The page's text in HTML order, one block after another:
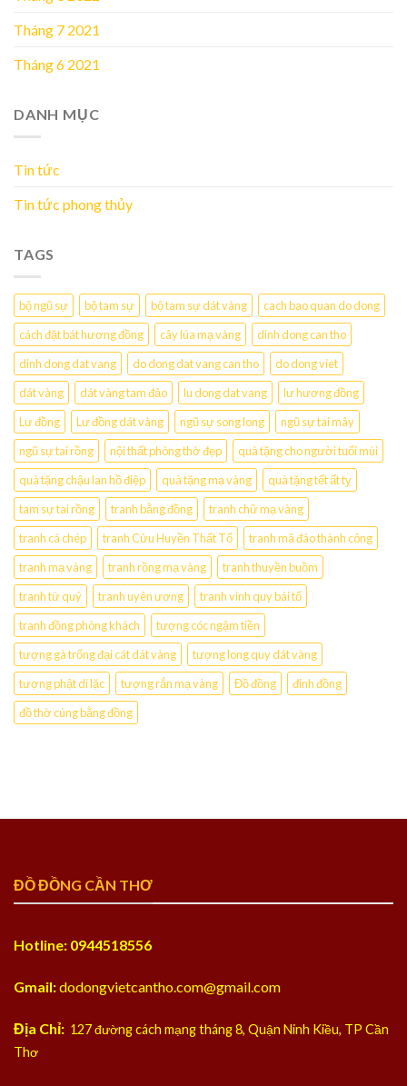
Tháng 7 2021
Tháng 6 2021
DANH MỤC
Tin tức
Tin tức phong thủy
TAGS
bộ ngũ sự bộ tam sự bộ tam sự dát vàng
cach bao quan do dong
cách đặt bát hương đồng
cây lúa mạ vàng
dinh dong can tho
dinh dong dat vang
do dong dat vang can tho
do dong viet
dát vàng
dát vàng tam đảo lu dong dat vang
lư hương đồng
Lư đồng
Lư đồng dát vàng ngũ sự song long
ngũ sự tai mây
ngũ sự tai rồng
nội thất phòng thờ đẹp
quà tặng cho người tuổi mùi
quà tặng chậu lan hồ điệp
quà tặng mạ vàng
quà tặng tết ất tỵ
tam sự tai rồng
tranh bằng đồng
tranh chữ mạ vàng
tranh cá chép
tranh Cửu Huyền Thất Tổ
tranh mã đáo thành công
tranh mạ vàng
tranh rồng mạ vàng
tranh thuyền buồm
tranh tứ quý
tranh uyên ương
tranh vinh quy bái tổ
tranh đồng phòng khách
tượng cóc ngậm tiền
tượng gà trống đại cát dát vàng
tượng long quy dát vàng
tượng phật di lặc
tượng rắn mạ vàng Đồ đồng
đỉnh đồng
đồ thờ cúng bằng đồng
ĐỒ ĐỒNG CẦN THƠ
Hotline: 0944518556
Gmail:dodongvietcantho.com@gmail.com
Địa Chỉ: 127 đường cách mạng tháng 8, Quận Ninh Kiều, TP Cần
Thơ